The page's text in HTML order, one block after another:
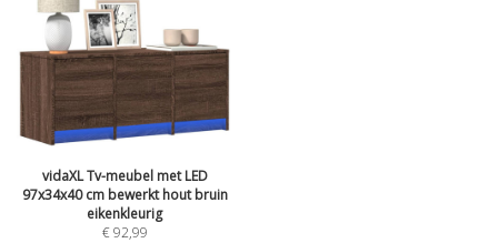
vidaXL Tv-meubel met LED
97x34x40 cm bewerkt hout bruin
eikenkleurig
€ 92,99